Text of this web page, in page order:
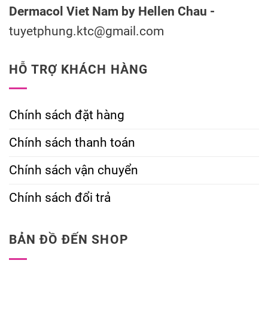
Dermacol Viet Nam by Hellen Chau -
tuyetphung.ktc@gmail.com
HỖ TRỢ KHÁCH HÀNG
Chính sách đặt hàng
Chính sách thanh toán
Chính sách vận chuyển
Chính sách đổi trả
BẢN ĐỒ ĐẾN SHOP